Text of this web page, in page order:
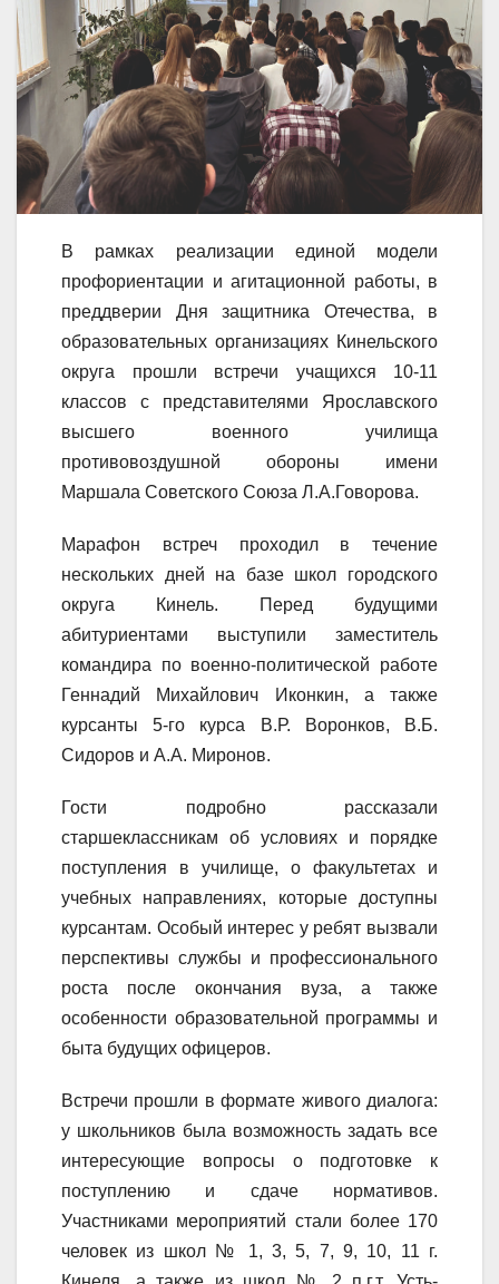
В рамках реализации единой модели
профориентации и агитационной работы, в
преддверии Дня защитника Отечества, в
образовательных организациях Кинельского
округа прошли встречи учащихся 10-11
классов с представителями Ярославского
высшего военного училища
противовоздушной обороны имени
Маршала Советского Союза Л.А.Говорова.
Марафон встреч проходил в течение
нескольких дней на базе школ городского
округа Кинель. Перед будущими
абитуриентами выступили заместитель
командира по военно-политической работе
Геннадий Михайлович Иконкин, а также
курсанты 5-го курса В.Р. Воронков, В.Б.
Сидоров и А.А. Миронов.
Гости подробно рассказали
старшеклассникам об условиях и порядке
поступления в училище, о факультетах и
учебных направлениях, которые доступны
курсантам. Особый интерес у ребят вызвали
перспективы службы и профессионального
роста после окончания вуза, а также
особенности образовательной программы и
быта будущих офицеров.
Встречи прошли в формате живого диалога:
у школьников была возможность задать все
интересующие вопросы о подготовке к
поступлению и сдаче нормативов.
Участниками мероприятий стали более 170
человек из школ № 1, 3, 5, 7, 9, 10, 11 г.